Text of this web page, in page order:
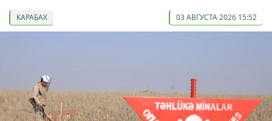
КАРАБАХ 03 АВГУСТА 2026 15:52